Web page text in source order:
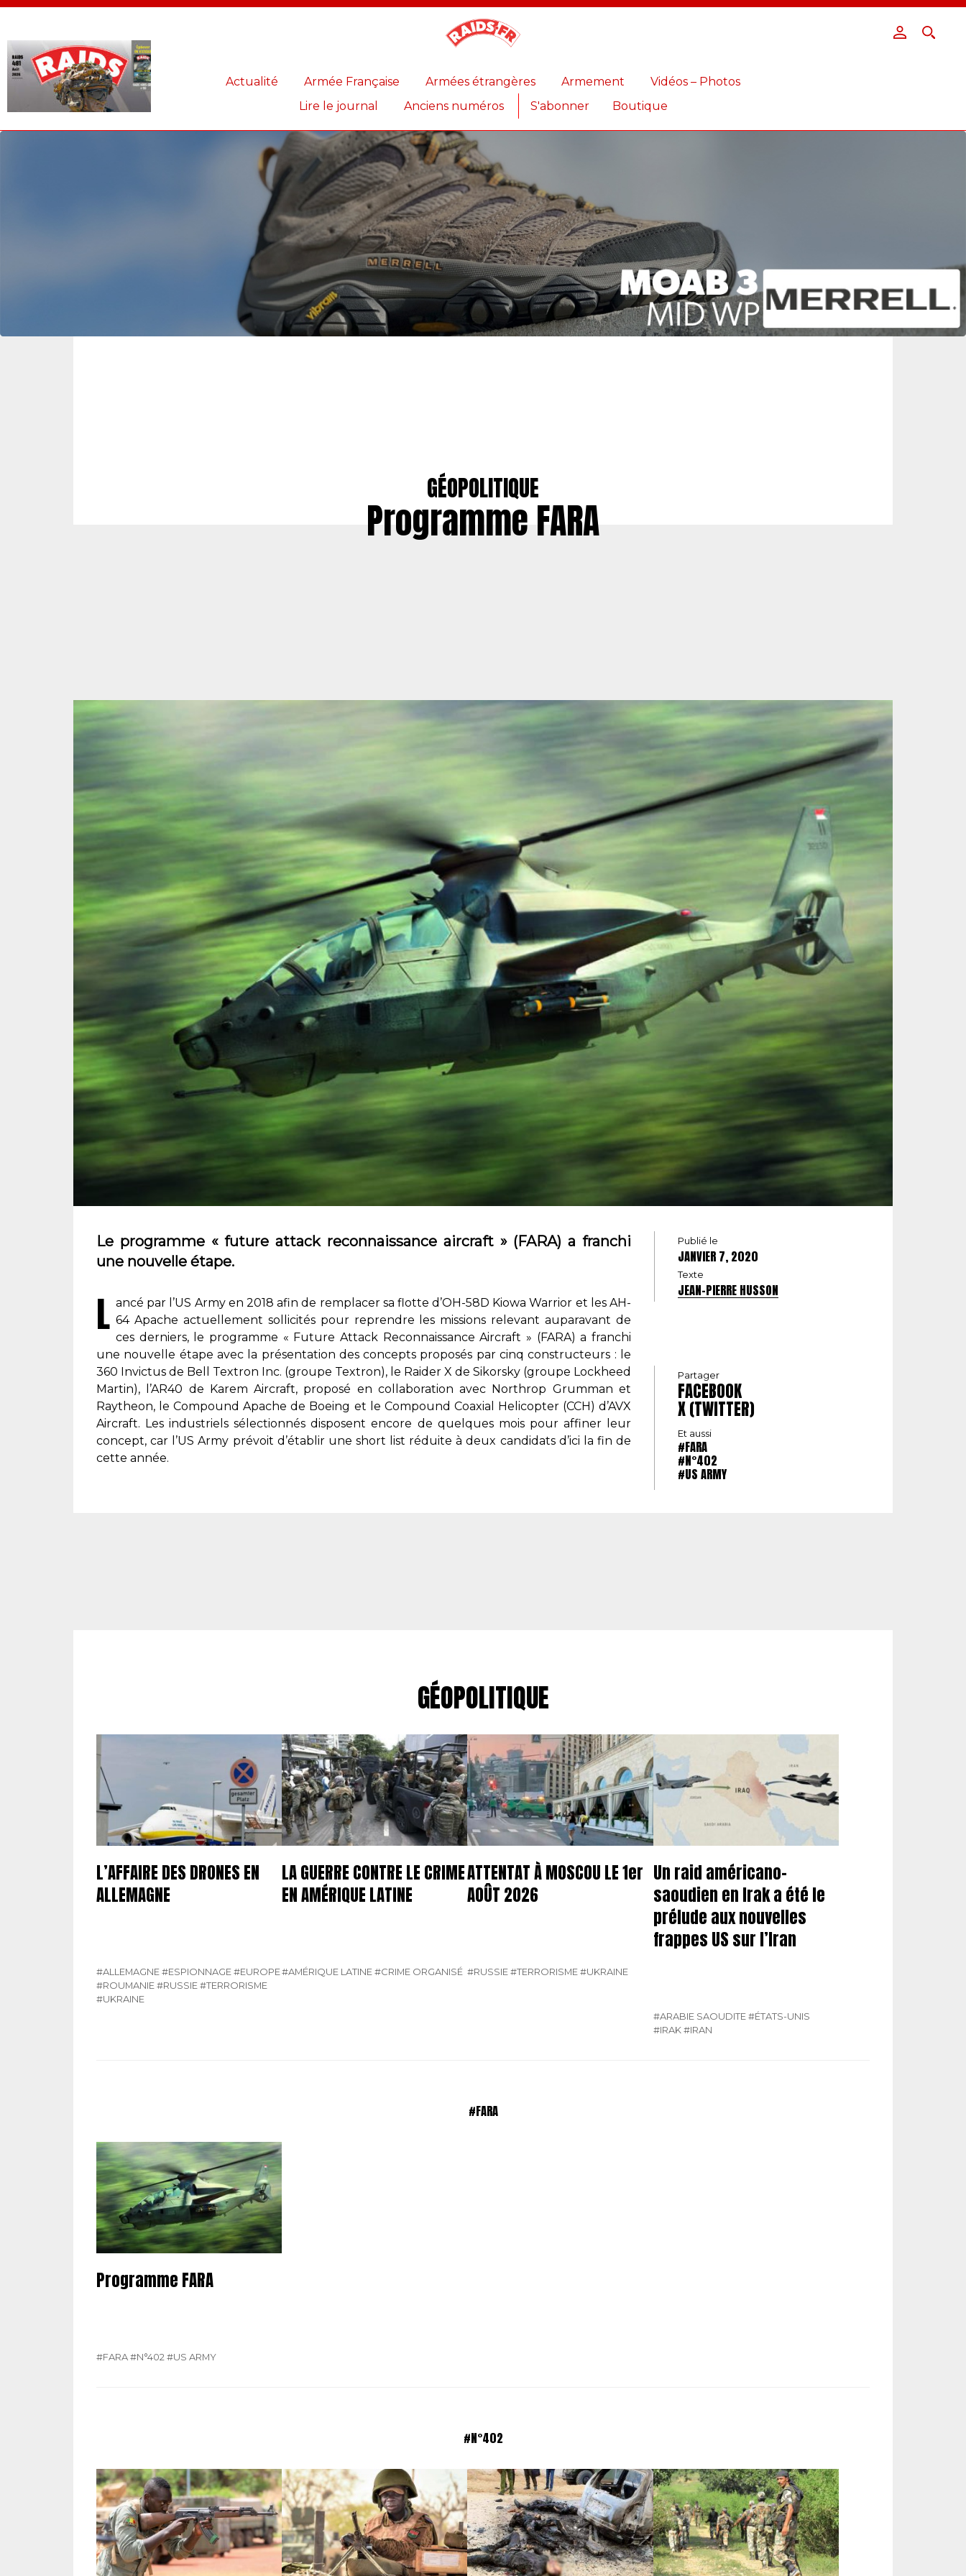
Actualité Armée Française Armées étrangères Armement
Vidéos – Photos
Lire le journal
Anciens numéros S'abonner Boutique
GÉOPOLITIQUE
Programme FARA
Le programme « future attack reconnaissance aircraft » (FARA) a franchi
une nouvelle étape.
L ancé par l’US Army en 2018 afin de remplacer sa flotte d’OH-58D Kiowa Warrior et les AH-
64 Apache actuellement sollicités pour reprendre les missions relevant auparavant de
ces derniers, le programme « Future Attack Reconnaissance Aircraft » (FARA) a franchi
une nouvelle étape avec la présentation des concepts proposés par cinq constructeurs : le
360 Invictus de Bell Textron Inc. (groupe Textron), le Raider X de Sikorsky (groupe Lockheed
Martin), l’AR40 de Karem Aircraft, proposé en collaboration avec Northrop Grumman et
Raytheon, le Compound Apache de Boeing et le Compound Coaxial Helicopter (CCH) d’AVX
Aircraft. Les industriels sélectionnés disposent encore de quelques mois pour affiner leur
concept, car l’US Army prévoit d’établir une short list réduite à deux candidats d’ici la fin de
cette année.
Publié le
JANVIER 7, 2020
Texte
JEAN-PIERRE HUSSON
Partager
FACEBOOK
X (TWITTER)
Et aussi
#FARA
#N°402
#US ARMY
GÉOPOLITIQUE
L’AFFAIRE DES DRONES EN
ALLEMAGNE
#ALLEMAGNE#ESPIONNAGE#EUROPE
#ROUMANIE#RUSSIE#TERRORISME
#UKRAINE
LA GUERRE CONTRE LE CRIME
EN AMÉRIQUE LATINE
#AMÉRIQUE LATINE #CRIME ORGANISÉ
ATTENTAT À MOSCOU LE 1er
AOÛT 2026
#RUSSIE #TERRORISME #UKRAINE
Un raid américano-
saoudien en Irak a été le
prélude aux nouvelles
frappes US sur l’Iran
#ARABIE SAOUDITE #ÉTATS-UNIS
#IRAK #IRAN
#FARA
Programme FARA
#FARA#N°402 #US ARMY
#N°402
Panneau de gestion des cookies